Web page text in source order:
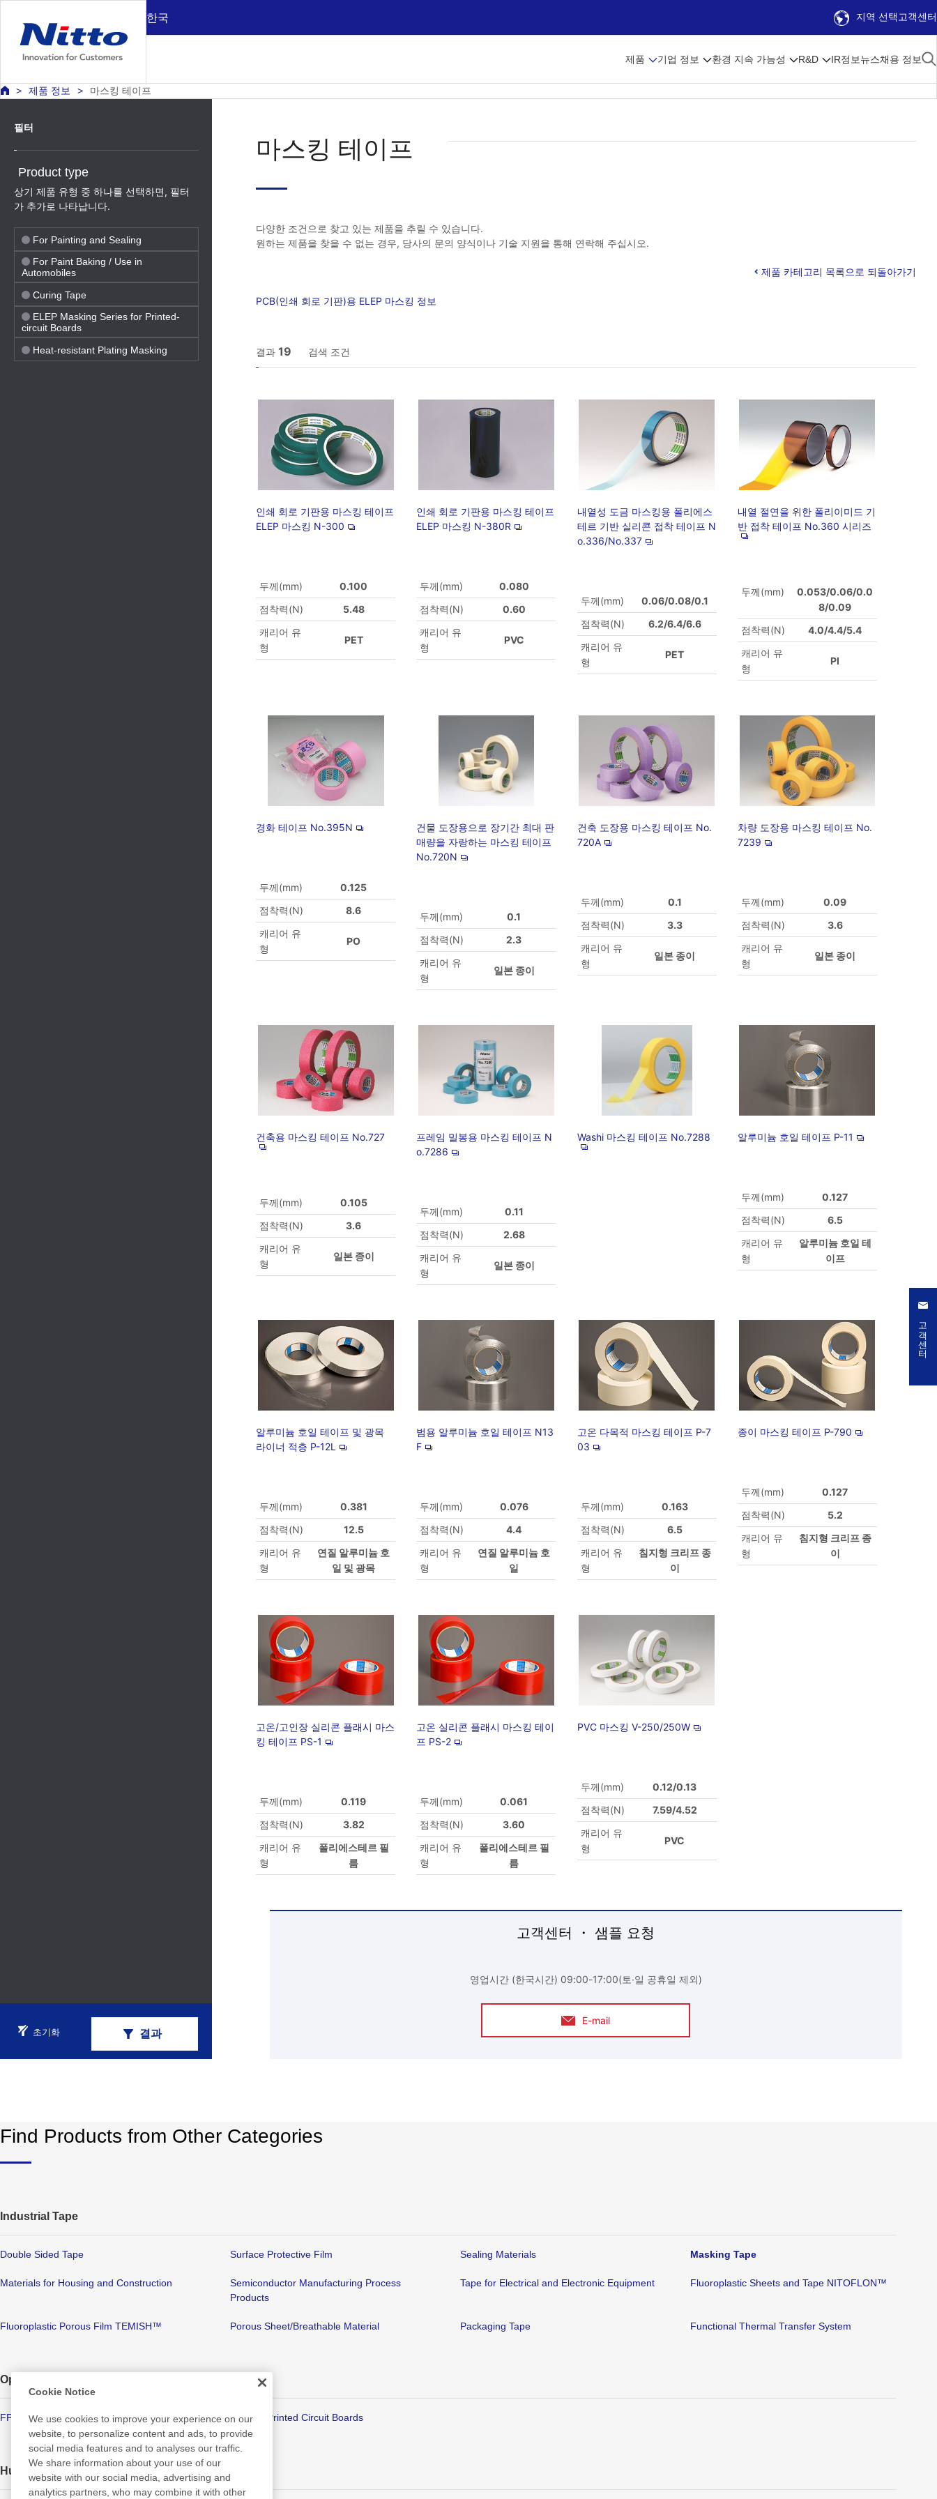
한국 지역 선택고객센터
제품 기업 정보 환경 지속 가능성 R&D IR정보뉴스채용 정보
제품 정보 마스킹 테이프
필터
Product type
상기 제품 유형 중 하나를 선택하면, 필터
가 추가로 나타납니다.
For Painting and Sealing
For Paint Baking / Use in
Automobiles
Curing Tape
ELEP Masking Series for Printed-
circuit Boards
Heat-resistant Plating Masking
초기화 결과
마스킹 테이프
다양한 조건으로 찾고 있는 제품을 추릴 수 있습니다.
원하는 제품을 찾을 수 없는 경우, 당사의 문의 양식이나 기술 지원을 통해 연락해 주십시오.
제품 카테고리 목록으로 되돌아가기
PCB(인쇄 회로 기판)용 ELEP 마스킹 정보
결과 19 검색 조건
인쇄 회로 기판용 마스킹 테이프
ELEP 마스킹 N-300
두께(mm)
0.100
점착력(N)
5.48
캐리어 유
형
PET
인쇄 회로 기판용 마스킹 테이프
ELEP 마스킹 N-380R
두께(mm)
0.080
점착력(N)
0.60
캐리어 유
형
PVC
내열성 도금 마스킹용 폴리에스
테르 기반 실리콘 접착 테이프 N
o.336/No.337
두께(mm)
0.06/0.08/0.1
점착력(N)
6.2/6.4/6.6
캐리어 유
형
PET
내열 절연을 위한 폴리이미드 기
반 접착 테이프 No.360 시리즈
두께(mm)
0.053/0.06/0.0
8/0.09
점착력(N)
4.0/4.4/5.4
캐리어 유
형
PI
경화 테이프 No.395N
두께(mm)
0.125
점착력(N)
8.6
캐리어 유
형
PO
건물 도장용으로 장기간 최대 판
매량을 자랑하는 마스킹 테이프
No.720N
두께(mm)
0.1
점착력(N)
2.3
캐리어 유
형
일본 종이
건축 도장용 마스킹 테이프 No.
720A
두께(mm)
0.1
점착력(N)
3.3
캐리어 유
형
일본 종이
차량 도장용 마스킹 테이프 No.
7239
두께(mm)
0.09
점착력(N)
3.6
캐리어 유
형
일본 종이
건축용 마스킹 테이프 No.727
두께(mm)
0.105
점착력(N)
3.6
캐리어 유
형
일본 종이
프레임 밀봉용 마스킹 테이프 N
o.7286
두께(mm)
0.11
점착력(N)
2.68
캐리어 유
형
일본 종이
Washi 마스킹 테이프 No.7288 알루미늄 호일 테이프 P-11
두께(mm)
0.127
점착력(N)
6.5
캐리어 유
형
알루미늄 호일 테
이프
알루미늄 호일 테이프 및 광목
라이너 적층 P-12L
두께(mm)
0.381
점착력(N)
12.5
캐리어 유
형
연질 알루미늄 호
일 및 광목
범용 알루미늄 호일 테이프 N13
F
두께(mm)
0.076
점착력(N)
4.4
캐리어 유
형
연질 알루미늄 호
일
고온 다목적 마스킹 테이프 P-7
03
두께(mm)
0.163
점착력(N)
6.5
캐리어 유
형
침지형 크리프 종
이
종이 마스킹 테이프 P-790
두께(mm)
0.127
점착력(N)
5.2
캐리어 유
형
침지형 크리프 종
이
고온/고인장 실리콘 플래시 마스
킹 테이프 PS-1
두께(mm)
0.119
점착력(N)
3.82
캐리어 유
형
폴리에스테르 필
름
고온 실리콘 플래시 마스킹 테이
프 PS-2
두께(mm)
0.061
점착력(N)
3.60
캐리어 유
형
폴리에스테르 필
름
PVC 마스킹 V-250/250W
두께(mm)
0.12/0.13
점착력(N)
7.59/4.52
캐리어 유
형
PVC
고객센터 ・ 샘플 요청
영업시간 (한국시간) 09:00-17:00(토∙일 공휴일 제외)
E-mail
고객센터
Find Products from Other Categories
Industrial Tape
Double Sided Tape Surface Protective Film Sealing Materials Masking Tape
Materials for Housing and Construction
Semiconductor Manufacturing Process
Products
Tape for Electrical and Electronic Equipment Fluoroplastic Sheets and Tape NITOFLON™
Fluoroplastic Porous Film TEMISH™ Porous Sheet/Breathable Material Packaging Tape Functional Thermal Transfer System
Optronics
FPD/Touch Panel Related Products Flexible Printed Circuit Boards
Human Life
Cookie Notice
We use cookies to improve your experience on our
website, to personalize content and ads, to provide
social media features and to analyses our traffic.
We share information about your use of our
website with our social media, advertising and
analytics partners, who may combine it with other